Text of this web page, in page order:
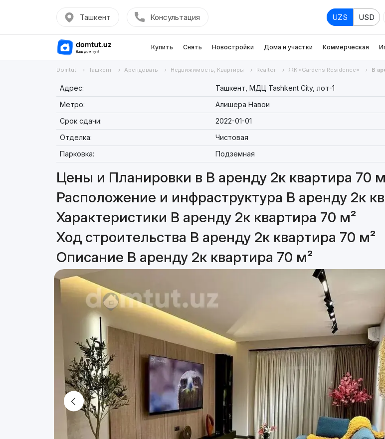
Ташкент Консультация UZS USD
Купить Снять Новостройки Дома и участки Коммерческая
Domtut Ташкент Арендовать Недвижимость, Квартиры Realtor ЖК «Gardens Residence» В
Адрес:
Ташкент, МДЦ Tashkent City, лот-1
Метро:
Алишера Навои
Срок сдачи:
2022-01-01
Отделка:
Чистовая
Парковка:
Подземная
Цены и Планировки в В аренду 2к квартира 70
Расположение и инфраструктура В аренду 2к
Характеристики В аренду 2к квартира 70 м²
Ход строительства В аренду 2к квартира 70 м²
Описание В аренду 2к квартира 70 м²